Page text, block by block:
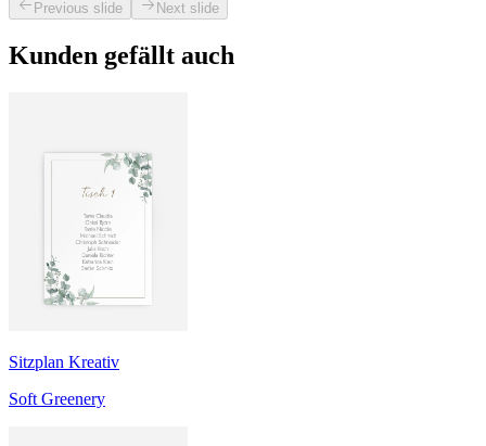
Previous slide Next slide
Kunden gefällt auch
Sitzplan Kreativ
Soft Greenery